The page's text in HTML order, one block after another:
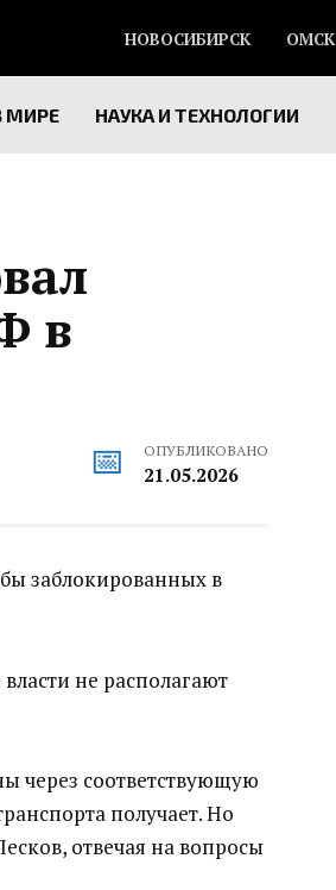
НОВОСИБИРСК ОМСК
МИРЕ НАУКА И ТЕХНОЛОГИИ
в
ОПУБЛИКОВАНО
21.05.2026
заблокированных в
не располагают
через соответствующую
получает. Но
отвечая на вопросы